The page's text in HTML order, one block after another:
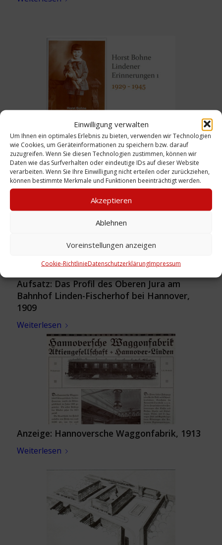
Einwilligung verwalten
Um Ihnen ein optimales Erlebnis zu bieten, verwenden wir Technologien
wie Cookies, um Geräteinformationen zu speichern bzw. darauf
zuzugreifen. Wenn Sie diesen Technologien zustimmen, können wir
Daten wie das Surfverhalten oder eindeutige IDs auf dieser Website
verarbeiten. Wenn Sie Ihre Einwilligung nicht erteilen oder zurückziehen,
können bestimmte Merkmale und Funktionen beeinträchtigt werden.
Akzeptieren
Ablehnen
Voreinstellungen anzeigen
Cookie-RichtlinieDatenschutzerklärungImpressum
Broschüre: Horst Bohne Lindener
Erinnerungen 1, 1929 – 1945
Weiterlesen
Aufsatz: Das Profil des Oberen Jura am
Bahnhof Linden-Fischerhof bei Hannover,
1909
Weiterlesen
Anzeige: Hannoversche Waggonfabrik, 1913
Weiterlesen